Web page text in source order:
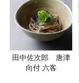
田中佐次郎 唐津
向付 六客